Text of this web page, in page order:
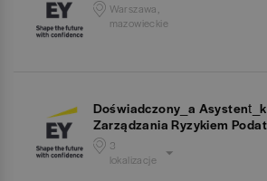
Warszawa,
mazowieckie
Doświadczony_a
Zarządzania Ryzykiem
3
lokalizacje